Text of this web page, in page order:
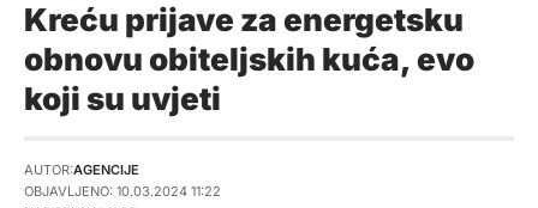
Kreću prijave za energetsku
obnovu obiteljskih kuća, evo
koji su uvjeti
AUTOR:AGENCIJE
OBJAVLJENO: 10.03.2024 11:22